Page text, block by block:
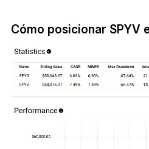
Cómo posicionar SPYV